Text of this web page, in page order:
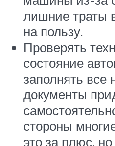
лишние траты
на пользу.
Проверять
состояние
заполнять все
документы
стороны
это за плюс,